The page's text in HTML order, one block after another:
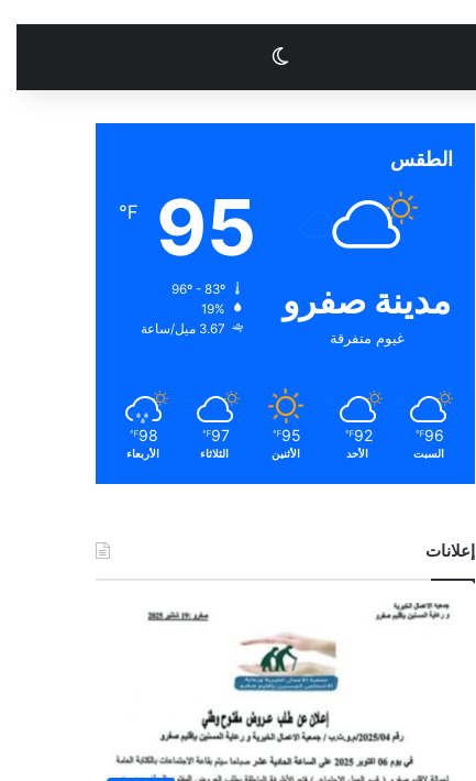
الوضع المظلم
الطقس
مدينة صفرو
غيوم متفرقة
95
℉
19%
3.67 ميل/ساعة
96
℉
السبت
92
℉
الأحد
95
℉
الأثنين
97
℉
الثلاثاء
98
℉
الأربعاء
إعلانات